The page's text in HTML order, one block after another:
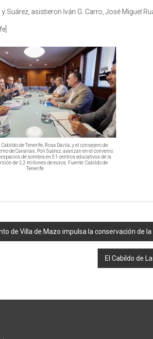
Suárez, asistieron Iván G. Carro, José Miguel
Cabildo de Tenerife, Rosa Dávila, y el consejero de
de Canarias, Poli Suárez, avanzan en el convenio
espacios de sombra en 51 centros educativos de la
de 2,2 millones de euros. Fuente: Cabildo de
Tenerife
de Villa de Mazo impulsa la conservación de
El Cabildo de